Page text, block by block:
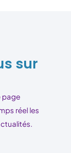
sur
page
réel les